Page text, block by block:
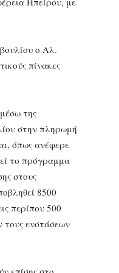
ο Αλ.
πίνακες
της
στην πληρωμή
όπως ανέφερε
το πρόγραμμα
στους
8500
περίπου 500
τους ενστάσεων